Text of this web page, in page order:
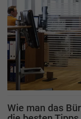
Wie man das